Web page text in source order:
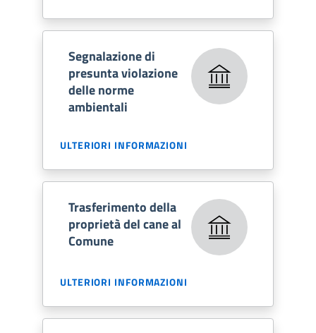
Segnalazione di
presunta violazione
delle norme
ambientali
ULTERIORI INFORMAZIONI
Trasferimento della
proprietà del cane al
Comune
ULTERIORI INFORMAZIONI